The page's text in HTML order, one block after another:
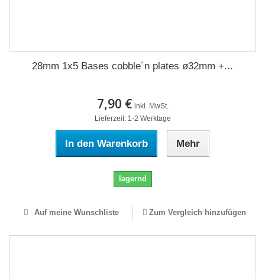
28mm 1x5 Bases cobble´n plates ø32mm +...
7,90 € inkl. MwSt.
Lieferzeit: 1-2 Werktage
In den Warenkorb Mehr
lagernd
Auf meine Wunschliste Zum Vergleich hinzufügen